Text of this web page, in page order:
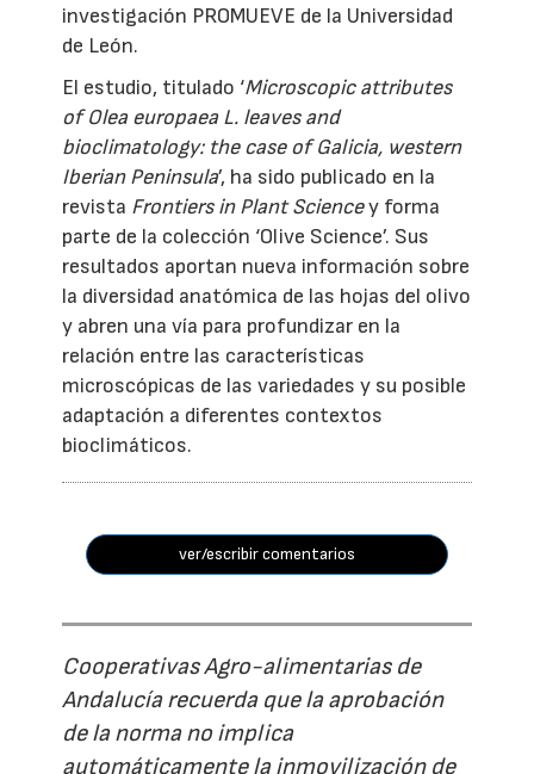
investigación PROMUEVE de la Universidad
de León.
El estudio, titulado ‘Microscopic attributes
of Olea europaea L. leaves and
bioclimatology: the case of Galicia, western
Iberian Peninsula’, ha sido publicado en la
revista Frontiers in Plant Sciencey forma
parte de la colección ‘Olive Science’. Sus
resultados aportan nueva información sobre
la diversidad anatómica de las hojas del olivo
y abren una vía para profundizar en la
relación entre las características
microscópicas de las variedades y su posible
adaptación a diferentes contextos
bioclimáticos.
ver/escribir comentarios
Cooperativas Agro-alimentarias de
Andalucía recuerda que la aprobación
de la norma no implica
automáticamente la inmovilización de